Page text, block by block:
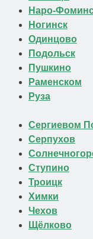
Наро-
Ногинск
Одинцово
Подольск
Пушкино
Раменском
Руза
Сергиевом
Серпухов
Ступино
Троицк
Химки
Чехов
Щёлково